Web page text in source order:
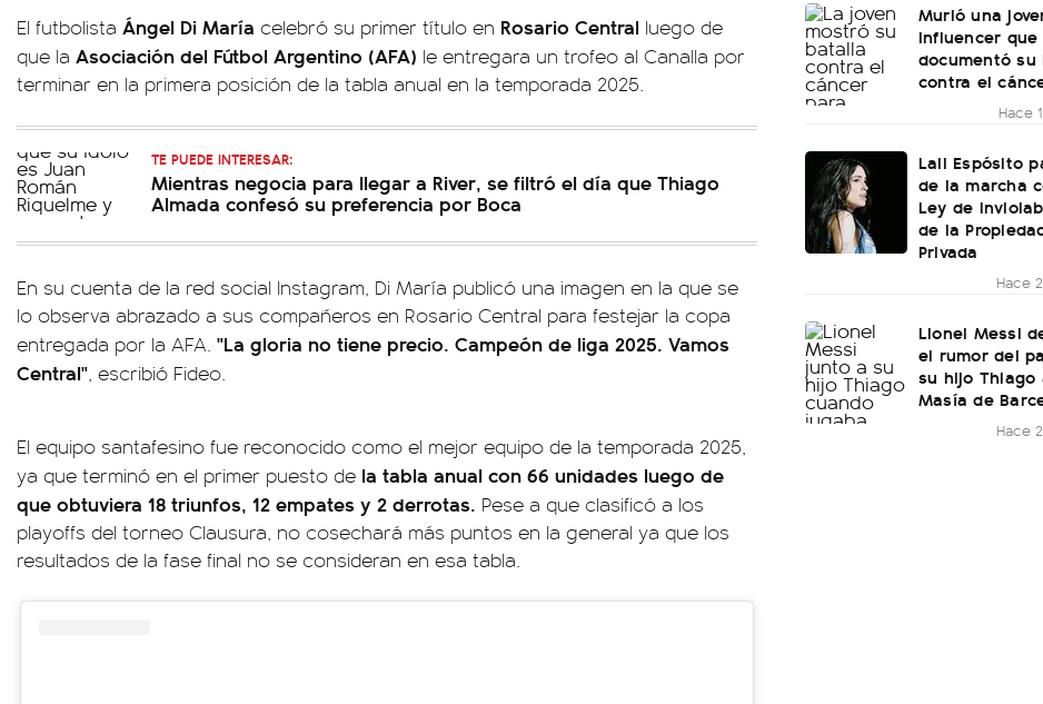
El futbolista Ángel Di María celebró su primer título en Rosario Central luego de
que la Asociación del Fútbol Argentino (AFA) le entregara un trofeo al Canalla por
terminar en la primera posición de la tabla anual en la temporada 2025.
TE PUEDE INTERESAR:
Mientras negocia para llegar a River, se filtró el día que Thiago
Almada confesó su preferencia por Boca
En su cuenta de la red social Instagram, Di María publicó una imagen en la que se
lo observa abrazado a sus compañeros en Rosario Central para festejar la copa
entregada por la AFA. "La gloria no tiene precio. Campeón de liga 2025. Vamos
Central", escribió Fideo.
El equipo santafesino fue reconocido como el mejor equipo de la temporada 2025,
ya que terminó en el primer puesto de la tabla anual con 66 unidades luego de
que obtuviera 18 triunfos, 12 empates y 2 derrotas. Pese a que clasificó a los
playoffs del torneo Clausura, no cosechará más puntos en la general ya que los
resultados de la fase final no se consideran en esa tabla.
Murió una
influencer que
documentó su
contra el
Hace
Lali Espósito
de la marcha
Ley de
de la
Privada
Hace
Lionel Messi
el rumor del
su hijo Thiago
Masía de
Hace